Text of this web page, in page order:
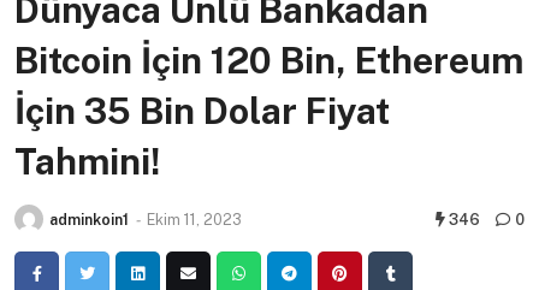
Dünyaca Ünlü Bankadan
Bitcoin İçin 120 Bin, Ethereum
İçin 35 Bin Dolar Fiyat
Tahmini!
adminkoin1 - Ekim 11, 2023 346 0